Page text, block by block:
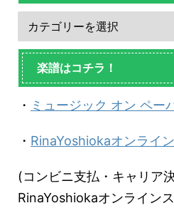
楽譜はコチラ！
・ ミュージック オン ペー
・ RinaYoshiokaオンライ
(コンビニ支払・キャリア
RinaYoshiokaオンライン